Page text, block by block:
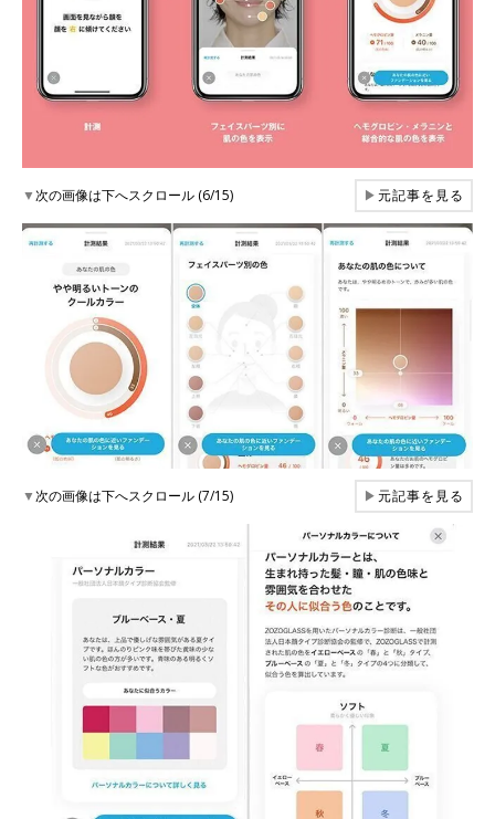
▼次の画像は下へスクロール (6/15) ▶元記事を見る
▼次の画像は下へスクロール (7/15) ▶元記事を見る